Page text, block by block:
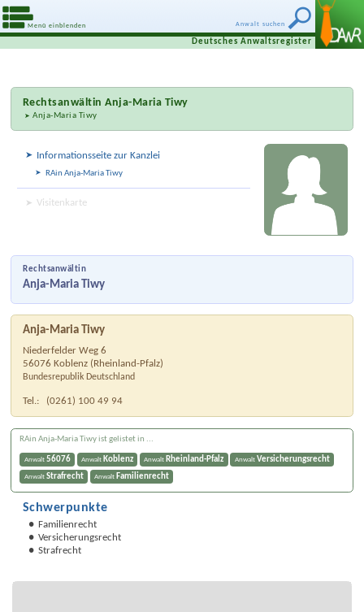
Anwalt suchen
Menü einblenden
Deutsches Anwaltsregister
RechtsanwältinAnja-Maria Tiwy
Anja-Maria Tiwy
Informationsseite zur Kanzlei
RAin Anja-Maria Tiwy
Visitenkarte
Rechtsanwältin
Anja-Maria Tiwy
Anja-Maria Tiwy
Niederfelder Weg 6
56076 Koblenz ( Rheinland-Pfalz)
Bundesrepublik Deutschland
Tel.: (0261) 100 49 94
RAin Anja-Maria Tiwy ist gelistet in ...
Anwalt 56076 Anwalt Koblenz Anwalt Rheinland-Pfalz Anwalt Versicherungsrecht
Anwalt Strafrecht Anwalt Familienrecht
Schwerpunkte
Familienrecht
Versicherungsrecht
Strafrecht